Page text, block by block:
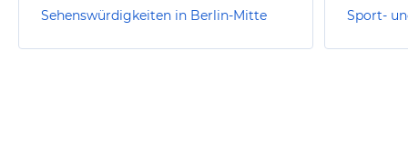
Sehenswürdigkeiten in Berlin-Mitte